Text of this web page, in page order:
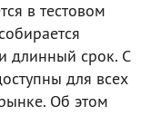
в тестовом
длинный срок. С
для всех
Об этом